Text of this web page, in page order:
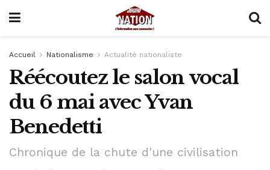
Accueil Nationalisme Actualité nationaliste
Réécoutez le salon vocal
du 6 mai avec Yvan
Benedetti
Chronique de la chute d'une civilisation